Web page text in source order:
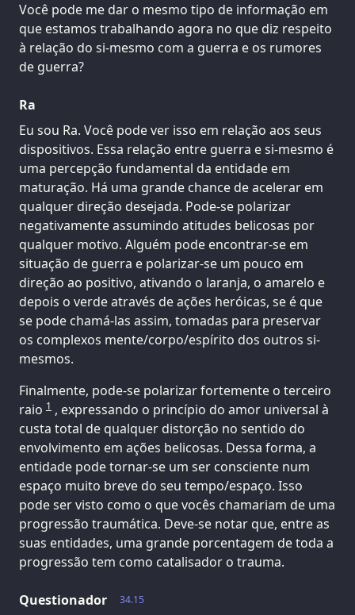
Você pode me dar o mesmo tipo de informação em
que estamos trabalhando agora no que diz respeito
à relação do si-mesmo com a guerra e os rumores
de guerra?
Ra
Eu sou Ra. Você pode ver isso em relação aos seus
dispositivos. Essa relação entre guerra e si-mesmo é
uma percepção fundamental da entidade em
maturação. Há uma grande chance de acelerar em
qualquer direção desejada. Pode-se polarizar
negativamente assumindo atitudes belicosas por
qualquer motivo. Alguém pode encontrar-se em
situação de guerra e polarizar-se um pouco em
direção ao positivo, ativando o laranja, o amarelo e
depois o verde através de ações heróicas, se é que
se pode chamá-las assim, tomadas para preservar
os complexos mente/corpo/espírito dos outros si-
mesmos.
Finalmente, pode-se polarizar fortemente o terceiro
raio 1 , expressando o princípio do amor universal à
custa total de qualquer distorção no sentido do
envolvimento em ações belicosas. Dessa forma, a
entidade pode tornar-se um ser consciente num
espaço muito breve do seu tempo/espaço. Isso
pode ser visto como o que vocês chamariam de uma
progressão traumática. Deve-se notar que, entre as
suas entidades, uma grande porcentagem de toda a
progressão tem como catalisador o trauma.
34.15
Questionador